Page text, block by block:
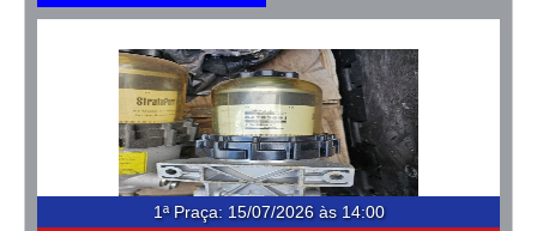
1ª Praça: 15/07/2026 às 14:00